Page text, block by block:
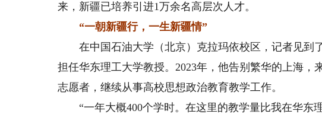
来，新疆已培养引进1万余名高层次人才。
“一朝新疆行，一生新疆情”
在中国石油大学（北京）克拉玛依校区，记者见到
担任华东理工大学教授。2023年，他告别繁华的上海，
志愿者，继续从事高校思想政治教育教学工作。
“一年大概400个学时。在这里的教学量比我在华东